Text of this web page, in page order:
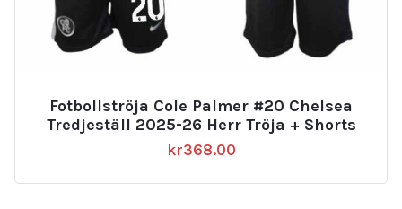
Fotbollströja Cole Palmer #20 Chelsea
Tredjeställ 2025-26 Herr Tröja + Shorts
kr368.00